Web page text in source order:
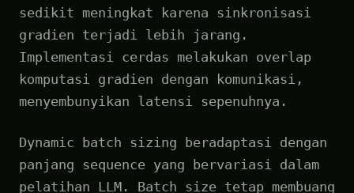
sedikit meningkat karena sinkronisasi
gradien terjadi lebih jarang.
Implementasi cerdas melakukan overlap
komputasi gradien dengan komunikasi,
menyembunyikan latensi sepenuhnya.
Dynamic batch sizing beradaptasi dengan
panjang sequence yang bervariasi dalam
pelatihan LLM. Batch size tetap membuang